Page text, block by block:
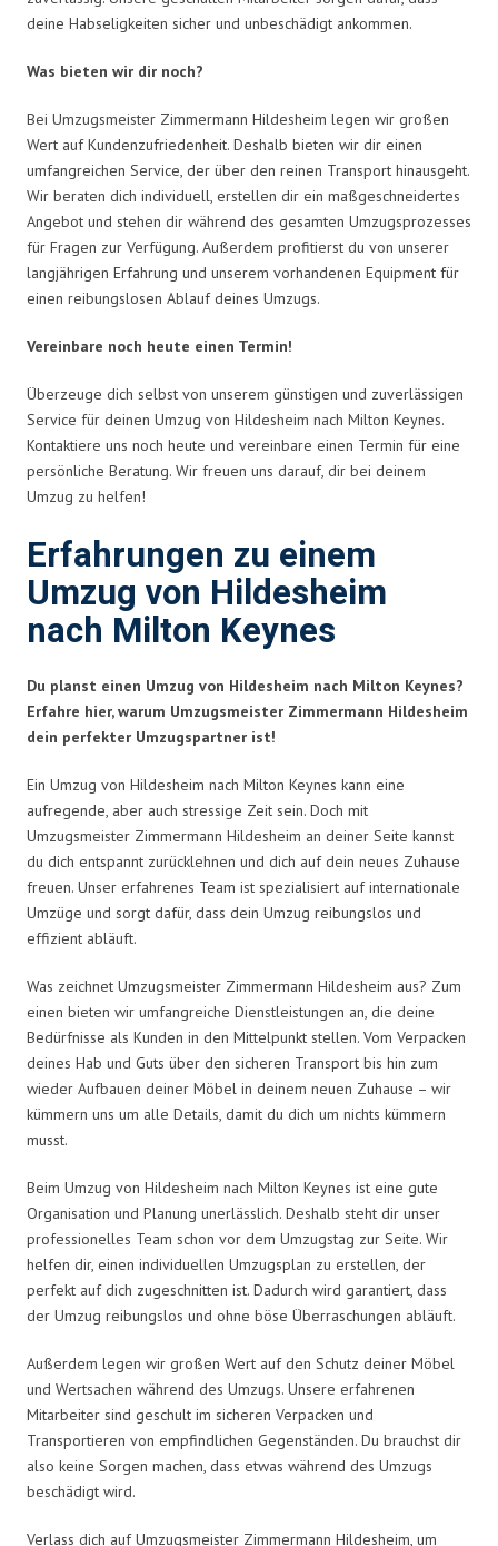
deine Habseligkeiten sicher und unbeschädigt ankommen.
Was bieten wir dir noch?
Bei Umzugsmeister Zimmermann Hildesheim legen wir großen
Wert auf Kundenzufriedenheit. Deshalb bieten wir dir einen
umfangreichen Service, der über den reinen Transport hinausgeht.
Wir beraten dich individuell, erstellen dir ein maßgeschneidertes
Angebot und stehen dir während des gesamten Umzugsprozesses
für Fragen zur Verfügung. Außerdem profitierst du von unserer
langjährigen Erfahrung und unserem vorhandenen Equipment für
einen reibungslosen Ablauf deines Umzugs.
Vereinbare noch heute einen Termin!
Überzeuge dich selbst von unserem günstigen und zuverlässigen
Service für deinen Umzug von Hildesheim nach Milton Keynes.
Kontaktiere uns noch heute und vereinbare einen Termin für eine
persönliche Beratung. Wir freuen uns darauf, dir bei deinem
Umzug zu helfen!
Erfahrungen zu einem
Umzug von Hildesheim
nach Milton Keynes
Du planst einen Umzug von Hildesheim nach Milton Keynes?
Erfahre hier, warum Umzugsmeister Zimmermann Hildesheim
dein perfekter Umzugspartner ist!
Ein Umzug von Hildesheim nach Milton Keynes kann eine
aufregende, aber auch stressige Zeit sein. Doch mit
Umzugsmeister Zimmermann Hildesheim an deiner Seite kannst
du dich entspannt zurücklehnen und dich auf dein neues Zuhause
freuen. Unser erfahrenes Team ist spezialisiert auf internationale
Umzüge und sorgt dafür, dass dein Umzug reibungslos und
effizient abläuft.
Was zeichnet Umzugsmeister Zimmermann Hildesheim aus? Zum
einen bieten wir umfangreiche Dienstleistungen an, die deine
Bedürfnisse als Kunden in den Mittelpunkt stellen. Vom Verpacken
deines Hab und Guts über den sicheren Transport bis hin zum
wieder Aufbauen deiner Möbel in deinem neuen Zuhause – wir
kümmern uns um alle Details, damit du dich um nichts kümmern
musst.
Beim Umzug von Hildesheim nach Milton Keynes ist eine gute
Organisation und Planung unerlässlich. Deshalb steht dir unser
professionelles Team schon vor dem Umzugstag zur Seite. Wir
helfen dir, einen individuellen Umzugsplan zu erstellen, der
perfekt auf dich zugeschnitten ist. Dadurch wird garantiert, dass
der Umzug reibungslos und ohne böse Überraschungen abläuft.
Außerdem legen wir großen Wert auf den Schutz deiner Möbel
und Wertsachen während des Umzugs. Unsere erfahrenen
Mitarbeiter sind geschult im sicheren Verpacken und
Transportieren von empfindlichen Gegenständen. Du brauchst dir
also keine Sorgen machen, dass etwas während des Umzugs
beschädigt wird.
Verlass dich auf Umzugsmeister Zimmermann Hildesheim, um